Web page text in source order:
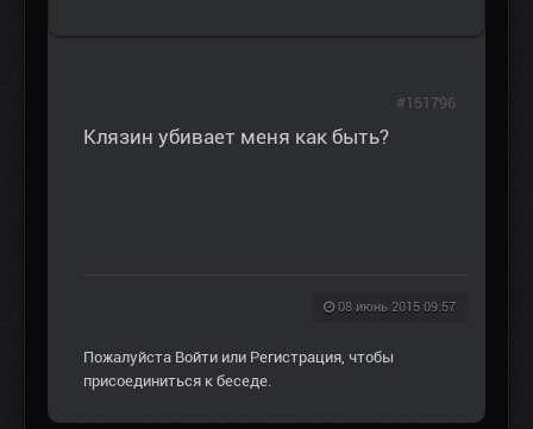
Клязин убивает меня как быть?
08 июнь 2015 09:57
#151796
Пожалуйста Войти или Регистрация, чтобы
присоединиться к беседе.